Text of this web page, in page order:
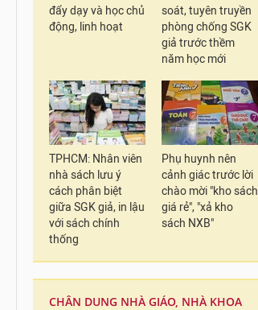
đẩy dạy và học chủ
động, linh hoạt
soát, tuyên truyền
phòng chống SGK
giả trước thềm
năm học mới
TPHCM: Nhân viên
nhà sách lưu ý
cách phân biệt
giữa SGK giả, in lậu
với sách chính
thống
Phụ huynh nên
cảnh giác trước lời
chào mời "kho sách
giá rẻ", "xả kho
sách NXB"
CHÂN DUNG NHÀ GIÁO, NHÀ KHOA